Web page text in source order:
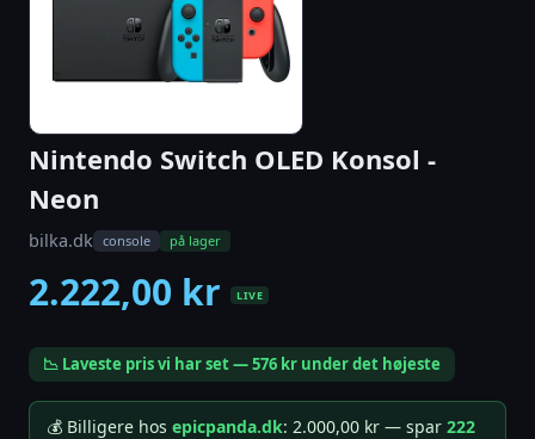
Nintendo Switch OLED Konsol -
Neon
bilka.dk console på lager
2.222,00 kr LIVE
📉 Laveste pris vi har set — 576 kr under det højeste
💰 Billigere hos epicpanda.dk: 2.000,00 kr — spar 222